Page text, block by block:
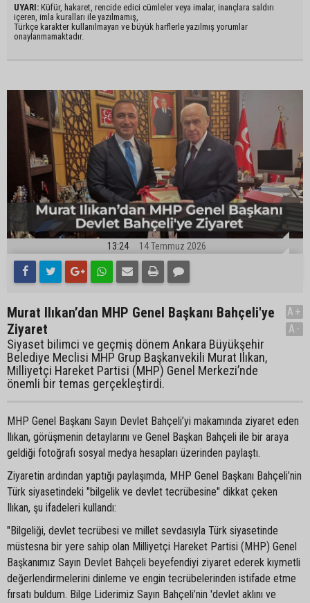
UYARI: Küfür, hakaret, rencide edici cümleler veya imalar, inançlara saldırı
içeren, imla kuralları ile yazılmamış,
Türkçe karakter kullanılmayan ve büyük harflerle yazılmış yorumlar
onaylanmamaktadır.
13:24 14 Temmuz 2026
Murat Ilıkan’dan MHP Genel Başkanı Bahçeli'ye
Ziyaret
Siyaset bilimci ve geçmiş dönem Ankara Büyükşehir
Belediye Meclisi MHP Grup Başkanvekili Murat Ilıkan,
Milliyetçi Hareket Partisi (MHP) Genel Merkezi’nde
önemli bir temas gerçekleştirdi.
A+
A-
MHP Genel Başkanı Sayın Devlet Bahçeli’yi makamında ziyaret eden
Ilıkan, görüşmenin detaylarını ve Genel Başkan Bahçeli ile bir araya
geldiği fotoğrafı sosyal medya hesapları üzerinden paylaştı.
Ziyaretin ardından yaptığı paylaşımda, MHP Genel Başkanı Bahçeli’nin
Türk siyasetindeki "bilgelik ve devlet tecrübesine" dikkat çeken
Ilıkan, şu ifadeleri kullandı:
"Bilgeliği, devlet tecrübesi ve millet sevdasıyla Türk siyasetinde
müstesna bir yere sahip olan Milliyetçi Hareket Partisi (MHP) Genel
Başkanımız Sayın Devlet Bahçeli beyefendiyi ziyaret ederek kıymetli
değerlendirmelerini dinleme ve engin tecrübelerinden istifade etme
fırsatı buldum. Bilge Liderimiz Sayın Bahçeli’nin 'devlet aklını ve